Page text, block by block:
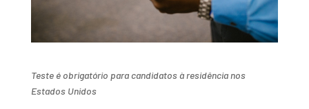
Teste é obrigatório para candidatos à residência nos
Estados Unidos